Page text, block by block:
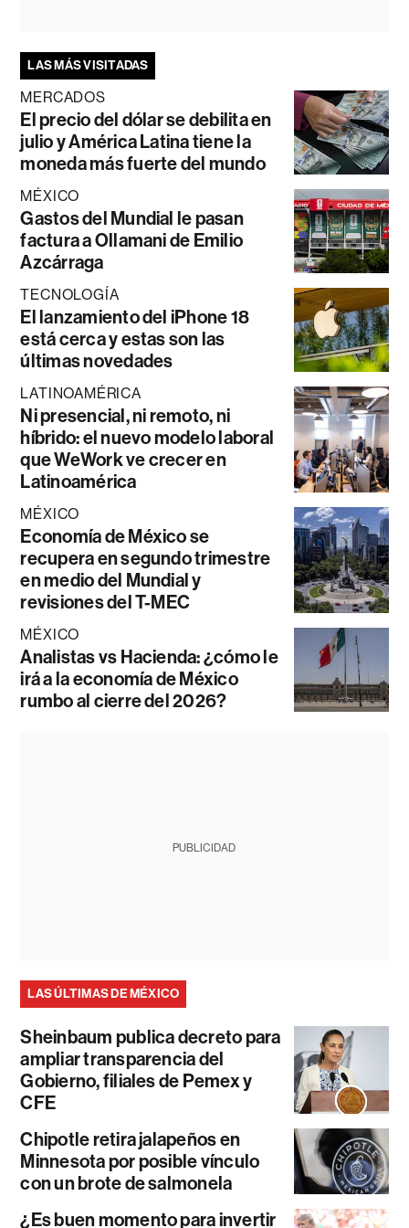
LAS MÁS VISITADAS
MERCADOS
El precio del dólar se debilita en
julio y América Latina tiene la
moneda más fuerte del mundo
MÉXICO
Gastos del Mundial le pasan
factura a Ollamani de Emilio
Azcárraga
TECNOLOGÍA
El lanzamiento del iPhone 18
está cerca y estas son las
últimas novedades
LATINOAMÉRICA
Ni presencial, ni remoto, ni
híbrido: el nuevo modelo laboral
que WeWork ve crecer en
Latinoamérica
MÉXICO
Economía de México se
recupera en segundo trimestre
en medio del Mundial y
revisiones del T-MEC
MÉXICO
Analistas vs Hacienda: ¿cómo le
irá a la economía de México
rumbo al cierre del 2026?
PUBLICIDAD
LAS ÚLTIMAS DE MÉXICO
Sheinbaum publica decreto para
ampliar transparencia del
Gobierno, filiales de Pemex y
CFE
Chipotle retira jalapeños en
Minnesota por posible vínculo
con un brote de salmonela
¿Es buen momento para invertir